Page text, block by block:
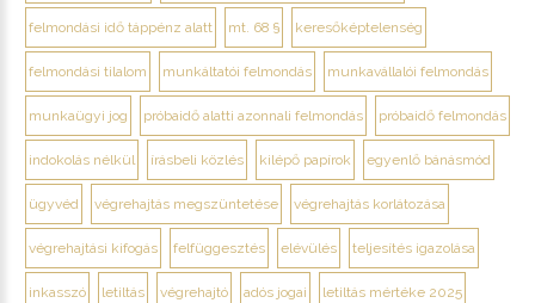
felmondási idő táppénz alatt mt. 68 § keresőképtelenség
felmondási tilalom munkáltatói felmondás munkavállalói felmondás
munkaügyi jog próbaidő alatti azonnali felmondás próbaidő felmondás
indokolás nélkül írásbeli közlés kilépő papírok egyenlő bánásmód
ügyvéd végrehajtás megszüntetése végrehajtás korlátozása
végrehajtási kifogás felfüggesztés elévülés teljesítés igazolása
inkasszó letiltás végrehajtó adós jogai letiltás mértéke 2025